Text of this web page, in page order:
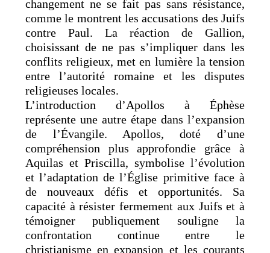
changement ne se fait pas sans résistance,
comme le montrent les accusations des Juifs
contre Paul. La réaction de Gallion,
choisissant de ne pas s’impliquer dans les
conflits religieux, met en lumière la tension
entre l’autorité romaine et les disputes
religieuses locales.
L’introduction d’Apollos à Éphèse
représente une autre étape dans l’expansion
de l’Évangile. Apollos, doté d’une
compréhension plus approfondie grâce à
Aquilas et Priscilla, symbolise l’évolution
et l’adaptation de l’Église primitive face à
de nouveaux défis et opportunités. Sa
capacité à résister fermement aux Juifs et à
témoigner publiquement souligne la
confrontation continue entre le
christianisme en expansion et les courants